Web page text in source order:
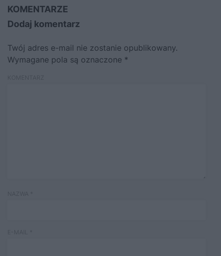
KOMENTARZE
Dodaj komentarz
Twój adres e-mail nie zostanie opublikowany.
Wymagane pola są oznaczone *